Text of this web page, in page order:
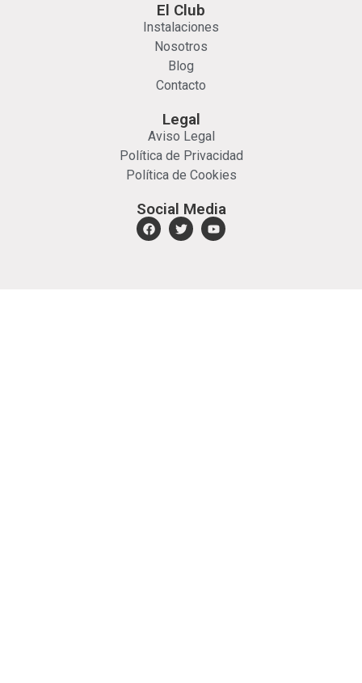
El Club
Instalaciones
Nosotros
Blog
Contacto
Legal
Aviso Legal
Política de Privacidad
Política de Cookies
Social Media